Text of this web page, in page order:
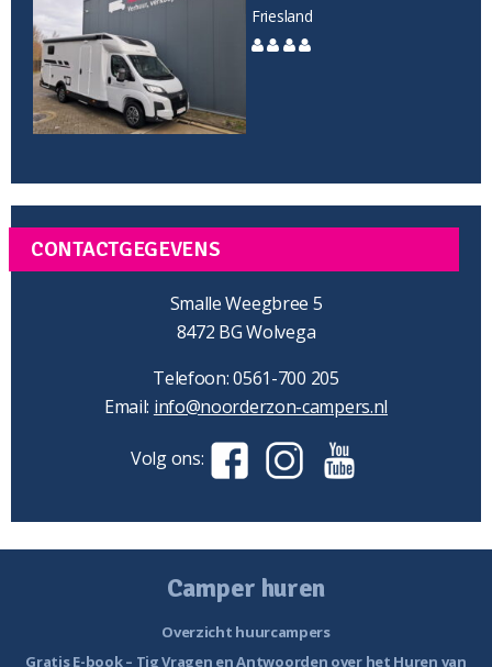
Friesland
CONTACTGEGEVENS
Smalle Weegbree 5
8472 BG Wolvega
Telefoon: 0561-700 205
Email: info@noorderzon-campers.nl
Volg ons:
Camper huren
Overzicht huurcampers
Gratis E-book – Tig Vragen en Antwoorden over het Huren van